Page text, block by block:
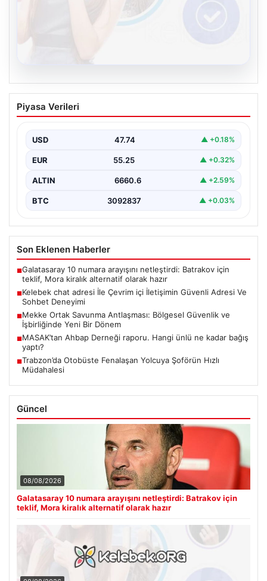
Kelebek chat adresi İle Çevrim içi
İletişimin Güvenli Adresi Ve Sohbet
Sanal çağında bireylerin kaliteli bir tarzda irtibat kurması
Piyasa Verileri
USD 47.74 ▲ +0.18%
EUR 55.25 ▲ +0.32%
ALTIN 6660.6 ▲ +2.59%
BTC 3092837 ▲ +0.03%
Son Eklenen Haberler
■Galatasaray 10 numara arayışını netleştirdi: Batrakov için
teklif, Mora kiralık alternatif olarak hazır
■Kelebek chat adresi İle Çevrim içi İletişimin Güvenli Adresi Ve
Sohbet Deneyimi
■Mekke Ortak Savunma Antlaşması: Bölgesel Güvenlik ve
İşbirliğinde Yeni Bir Dönem
■MASAK’tan Ahbap Derneği raporu. Hangi ünlü ne kadar bağış
yaptı?
■Trabzon’da Otobüste Fenalaşan Yolcuya Şoförün Hızlı
Müdahalesi
Güncel
08/08/2026
Galatasaray 10 numara arayışını netleştirdi: Batrakov için
teklif, Mora kiralık alternatif olarak hazır